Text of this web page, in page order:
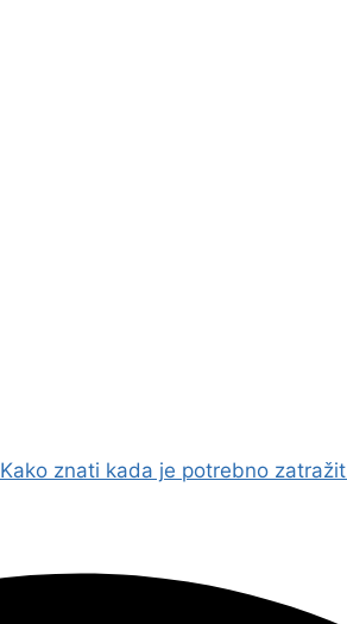
Kako znati kada je potrebno